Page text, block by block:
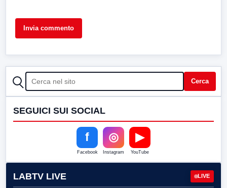
CERCA Cerca
SEGUICI SUI SOCIAL
f
Facebook
◎
Instagram
▶
YouTube
LABTV LIVE LIVE